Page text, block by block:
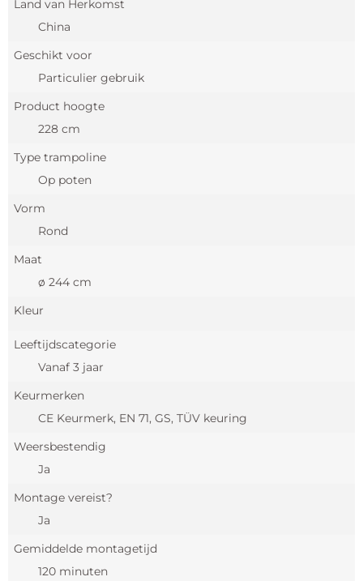
Land van Herkomst
China
Geschikt voor
Particulier gebruik
Product hoogte
228 cm
Type trampoline
Op poten
Vorm
Rond
Maat
ø 244 cm
Kleur
Leeftijdscategorie
Vanaf 3 jaar
Keurmerken
CE Keurmerk, EN 71, GS, TÜV keuring
Weersbestendig
Ja
Montage vereist?
Ja
Gemiddelde montagetijd
120 minuten